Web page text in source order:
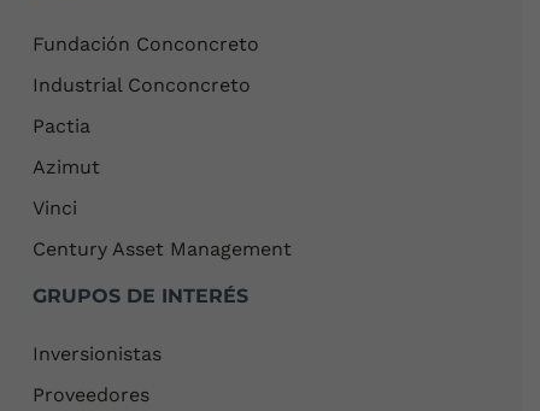
Fundación Conconcreto
Industrial Conconcreto
Pactia
Azimut
Vinci
Century Asset Management
GRUPOS DE INTERÉS
Inversionistas
Proveedores